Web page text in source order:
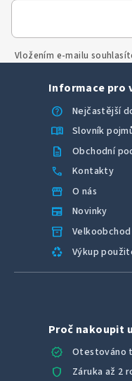
Vložením e-mailu
Informace pro
help
Nejčastější
menu_book Slovník
description Obchodní
call Kontakty
storefront O nás
newspaper Novinky
inventory_2 Velkoobchod
recycling Výkup
Proč nakoupit
verified
Otestováno
shield Záruka až 2